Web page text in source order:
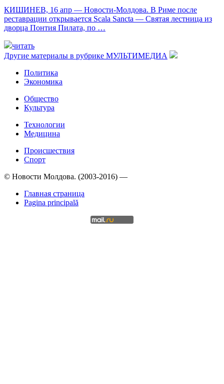
КИШИНЕВ, 16 апр — Новости-Молдова. В Риме после
реставрации открывается Scala Sancta — Святая лестница из
дворца Понтия Пилата, по …
читать
Другие материалы в рубрике МУЛЬТИМЕДИА
Политика
Экономика
Общество
Культура
Технологии
Медицина
Происшествия
Спорт
© Новости Молдова. (2003-2016) —
Главная страница
Pagina principală